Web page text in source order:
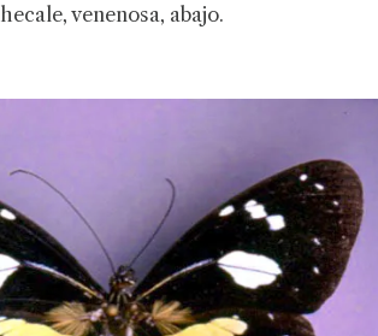
hecale, venenosa, abajo.